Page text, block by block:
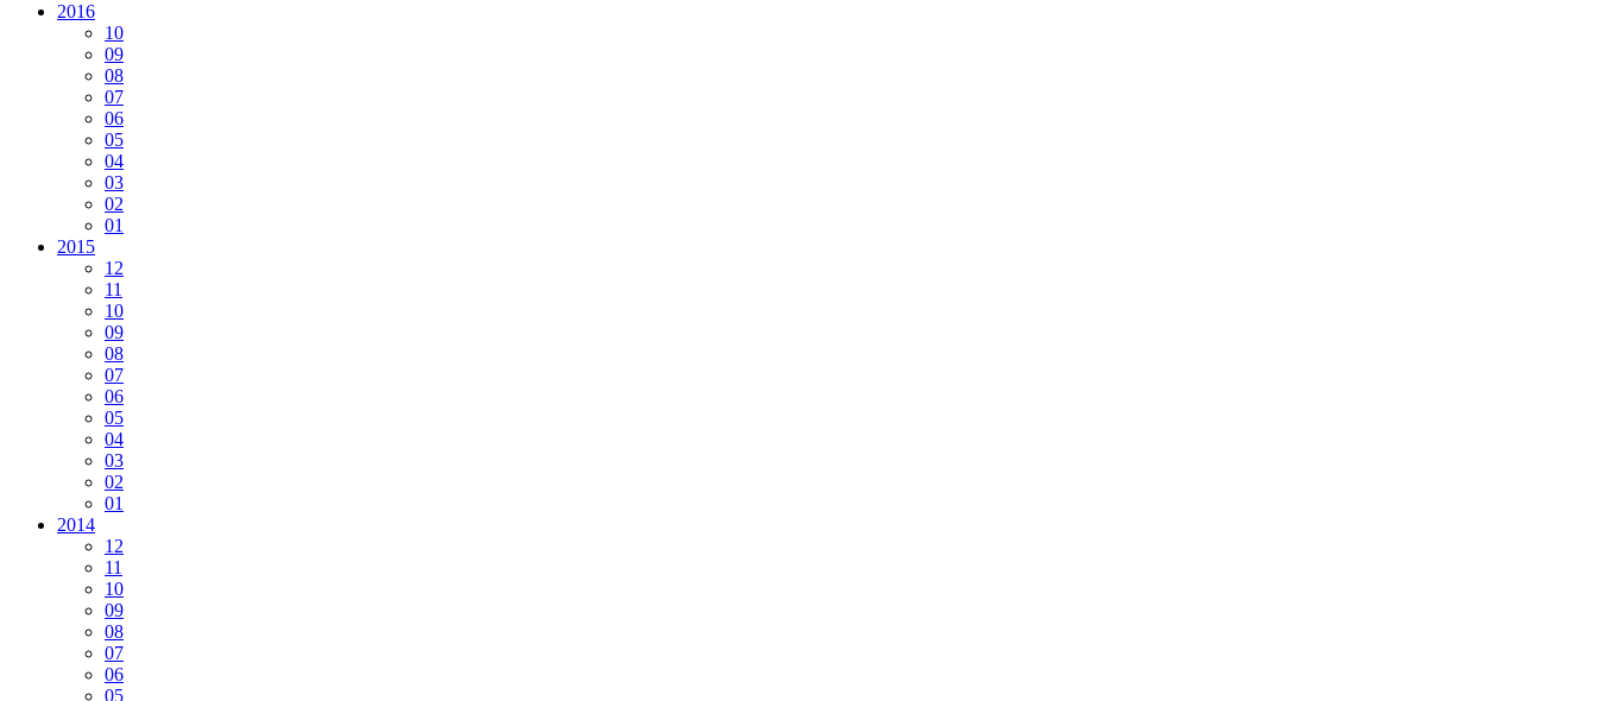
2016
10
09
08
07
06
05
04
03
02
01
2015
12
11
10
09
08
07
06
05
04
03
02
01
2014
12
11
10
09
08
07
06
05